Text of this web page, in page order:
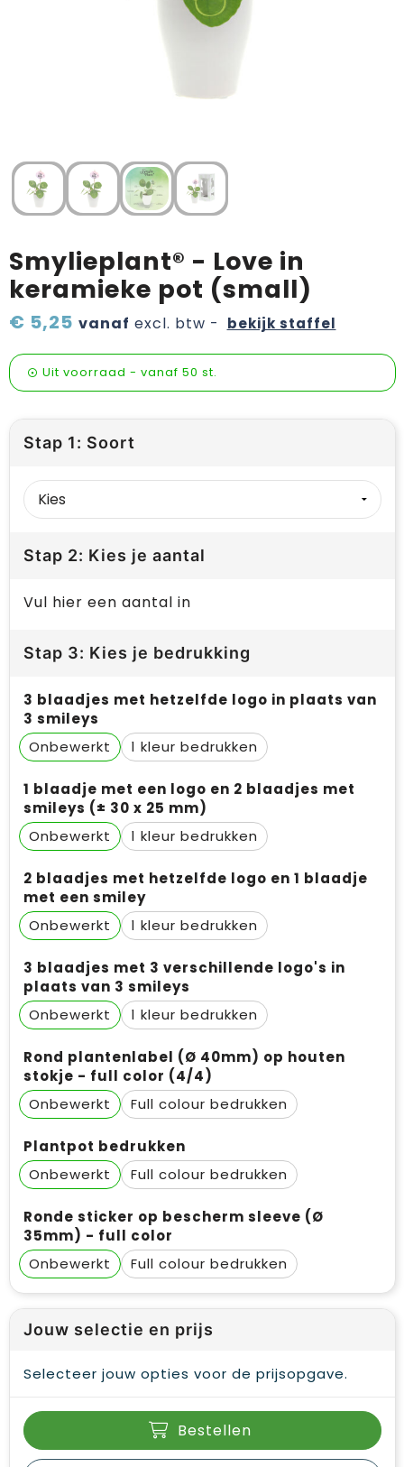
Wijn, bier en proeverij
Zomerpakketten
Smylieplant® - Love in
keramieke pot (small)
€ 5,25 vanaf excl. btw - bekijk staffel
Uit voorraad - vanaf 50 st.
Stap 1: Soort
Stap 2: Kies je aantal
Vul hier een aantal in
Stap 3: Kies je bedrukking
3 blaadjes met hetzelfde logo in plaats van
3 smileys
Onbewerkt
1
1 blaadje met een logo en 2 blaadjes met
smileys (± 30 x 25 mm)
Onbewerkt
1
2 blaadjes met hetzelfde logo en 1 blaadje
met een smiley
Onbewerkt
1
3 blaadjes met 3 verschillende logo's in
plaats van 3 smileys
Onbewerkt
1
Rond plantenlabel (Ø 40mm) op houten
stokje - full color (4/4)
Onbewerkt
Full colour
Plantpot bedrukken
Onbewerkt
Full colour
Ronde sticker op bescherm sleeve (Ø
35mm) - full color
Onbewerkt
Full colour
Jouw selectie en prijs
Selecteer jouw opties voor de prijsopgave.
Bestellen